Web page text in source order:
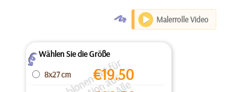
O Malerrolle Video
ZWählen Sie die Größe
8x27 cm €19.50